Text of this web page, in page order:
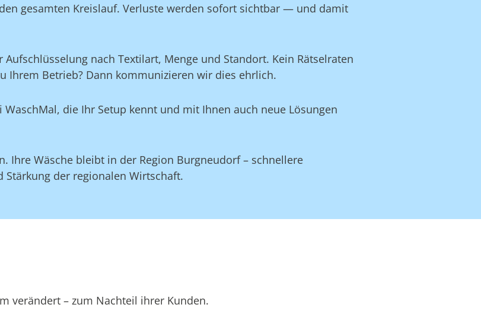
gesamten Kreislauf. Verluste werden sofort sichtbar — und damit
nach Textilart, Menge und Standort. Kein Rätselraten
Ihrem Betrieb? Dann kommunizieren wir dies ehrlich.
die Ihr Setup kennt und mit Ihnen auch neue Lösungen
Ihre Wäsche bleibt in der Region Burgneudorf – schnellere
Stärkung der regionalen Wirtschaft.
verändert – zum Nachteil ihrer Kunden.